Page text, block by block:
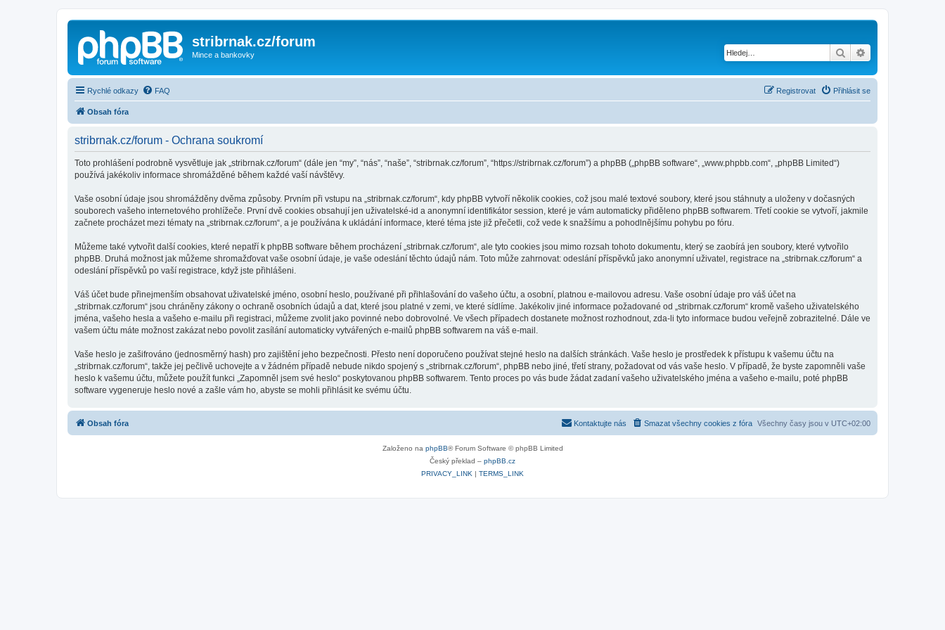
stribrnak.cz/forum
Mince a bankovky Hledat
Rychlé odkazy FAQ Přihlásit se
Registrovat
Obsah fóra
stribrnak.cz/forum - Ochrana soukromí
Toto prohlášení podrobně vysvětluje jak „stribrnak.cz/forum“ (dále jen “my”, “nás”, “naše”, “stribrnak.cz/forum”, “https://stribrnak.cz/forum”) a phpBB („phpBB software“, „www.phpbb.com“, „phpBB Limited“)
používá jakékoliv informace shromážděné během každé vaší návštěvy.
Vaše osobní údaje jsou shromážděny dvěma způsoby. Prvním při vstupu na „stribrnak.cz/forum“, kdy phpBB vytvoří několik cookies, což jsou malé textové soubory, které jsou stáhnuty a uloženy v dočasných
souborech vašeho internetového prohlížeče. První dvě cookies obsahují jen uživatelské-id a anonymní identifikátor session, které je vám automaticky přiděleno phpBB softwarem. Třetí cookie se vytvoří, jakmile
začnete procházet mezi tématy na „stribrnak.cz/forum“, a je používána k ukládání informace, které téma jste již přečetli, což vede k snažšímu a pohodlnějšímu pohybu po fóru.
Můžeme také vytvořit další cookies, které nepatří k phpBB software během procházení „stribrnak.cz/forum“, ale tyto cookies jsou mimo rozsah tohoto dokumentu, který se zaobírá jen soubory, které vytvořilo
phpBB. Druhá možnost jak můžeme shromažďovat vaše osobní údaje, je vaše odeslání těchto údajů nám. Toto může zahrnovat: odeslání příspěvků jako anonymní uživatel, registrace na „stribrnak.cz/forum“ a
odeslání příspěvků po vaší registrace, když jste přihlášeni.
Váš účet bude přinejmenším obsahovat uživatelské jméno, osobní heslo, používané při přihlašování do vašeho účtu, a osobní, platnou e-mailovou adresu. Vaše osobní údaje pro váš účet na
„stribrnak.cz/forum“ jsou chráněny zákony o ochraně osobních údajů a dat, které jsou platné v zemi, ve které sídlíme. Jakékoliv jiné informace požadované od „stribrnak.cz/forum“ kromě vašeho uživatelského
jména, vašeho hesla a vašeho e-mailu při registraci, můžeme zvolit jako povinné nebo dobrovolné. Ve všech případech dostanete možnost rozhodnout, zda-li tyto informace budou veřejně zobrazitelné. Dále ve
vašem účtu máte možnost zakázat nebo povolit zasílání automaticky vytvářených e-mailů phpBB softwarem na váš e-mail.
Vaše heslo je zašifrováno (jednosměrný hash) pro zajištění jeho bezpečnosti. Přesto není doporučeno používat stejné heslo na dalších stránkách. Vaše heslo je prostředek k přístupu k vašemu účtu na
„stribrnak.cz/forum“, takže jej pečlivě uchovejte a v žádném případě nebude nikdo spojený s „stribrnak.cz/forum“, phpBB nebo jiné, třetí strany, požadovat od vás vaše heslo. V případě, že byste zapomněli vaše
heslo k vašemu účtu, můžete použít funkci „Zapomněl jsem své heslo“ poskytovanou phpBB softwarem. Tento proces po vás bude žádat zadaní vašeho uživatelského jména a vašeho e-mailu, poté phpBB
software vygeneruje heslo nové a zašle vám ho, abyste se mohli přihlásit ke svému účtu.
Obsah fóra Všechny časy jsou v UTC+02:00
Smazat všechny cookies z fóra
Kontaktujte nás
Založeno na phpBB® Forum Software © phpBB Limited
Český překlad – phpBB.cz
PRIVACY_LINK | TERMS_LINK